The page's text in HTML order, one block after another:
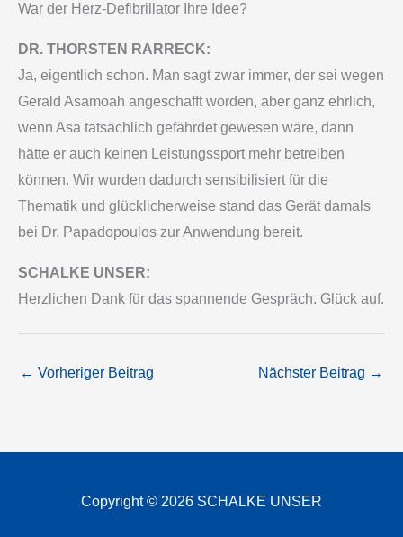
War der Herz-Defibrillator Ihre Idee?
DR. THORSTEN RARRECK:
Ja, eigentlich schon. Man sagt zwar immer, der sei wegen
Gerald Asamoah angeschafft worden, aber ganz ehrlich,
wenn Asa tatsächlich gefährdet gewesen wäre, dann
hätte er auch keinen Leistungssport mehr betreiben
können. Wir wurden dadurch sensibilisiert für die
Thematik und glücklicherweise stand das Gerät damals
bei Dr. Papadopoulos zur Anwendung bereit.
SCHALKE UNSER:
Herzlichen Dank für das spannende Gespräch. Glück auf.
← Vorheriger Beitrag Nächster Beitrag →
Copyright © 2026 SCHALKE UNSER